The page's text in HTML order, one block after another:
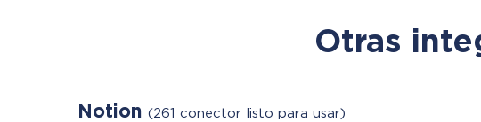
Otras
Notion (261 conector listo para usar)